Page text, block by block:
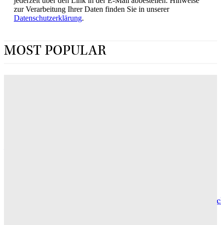
zur Verarbeitung Ihrer Daten finden Sie in unserer
Datenschutzerklärung.
MOST POPULAR
Hotel de Rome – Berlins elegante Adresse zwischen